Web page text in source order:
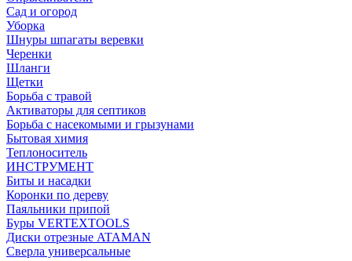
Сад и огород
Уборка
Шнуры шпагаты веревки
Черенки
Шланги
Щетки
Борьба с травой
Активаторы для септиков
Борьба с насекомыми и грызунами
Бытовая химия
Теплоноситель
ИНСТРУМЕНТ
Биты и насадки
Коронки по дереву
Паяльники припой
Буры VERTEXTOOLS
Диски отрезные ATAMAN
Сверла универсальные